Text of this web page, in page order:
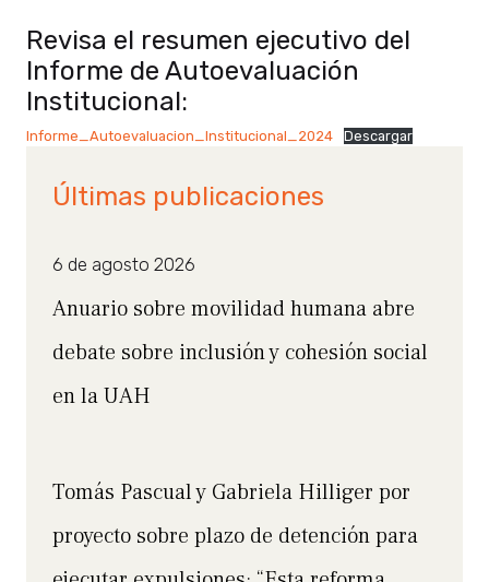
Revisa el resumen ejecutivo del
Informe de Autoevaluación
Institucional:
Informe_Autoevaluacion_Institucional_2024 Descargar
Últimas publicaciones
6 de agosto 2026
Anuario sobre movilidad humana abre
debate sobre inclusión y cohesión social
en la UAH
Tomás Pascual y Gabriela Hilliger por
proyecto sobre plazo de detención para